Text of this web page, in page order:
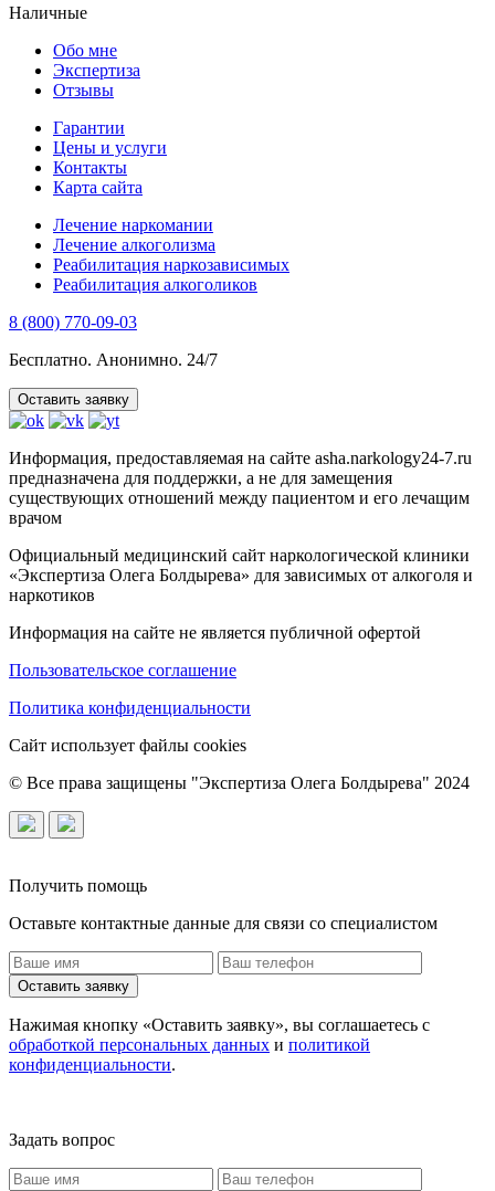
Наличные
Обо мне
Экспертиза
Отзывы
Гарантии
Цены и услуги
Контакты
Карта сайта
Лечение наркомании
Лечение алкоголизма
Реабилитация наркозависимых
Реабилитация алкоголиков
8 (800) 770-09-03
Бесплатно. Анонимно. 24/7
Оставить заявку
Информация, предоставляемая на сайте asha.narkology24-7.ru
предназначена для поддержки, а не для замещения
существующих отношений между пациентом и его лечащим
врачом
Официальный медицинский сайт наркологической клиники
«Экспертиза Олега Болдырева» для зависимых от алкоголя и
наркотиков
Информация на сайте не является публичной офертой
Пользовательское соглашение
Политика конфиденциальности
Сайт использует файлы cookies
© Все права защищены "Экспертиза Олега Болдырева" 2024
Получить помощь
Оставьте контактные данные для связи со специалистом
Оставить заявку
Нажимая кнопку «Оставить заявку», вы соглашаетесь с
обработкой персональных данных и политикой
конфиденциальности.
Задать вопрос